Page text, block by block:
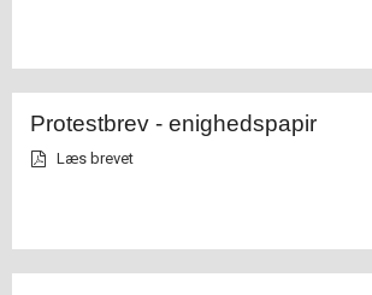
Protestbrev - enighedspapir
Læs brevet